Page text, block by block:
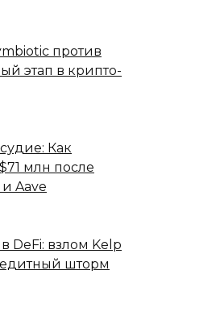
против
этап в крипто-
Как
млн после
Aave
DeFi: взлом Kelp
шторм